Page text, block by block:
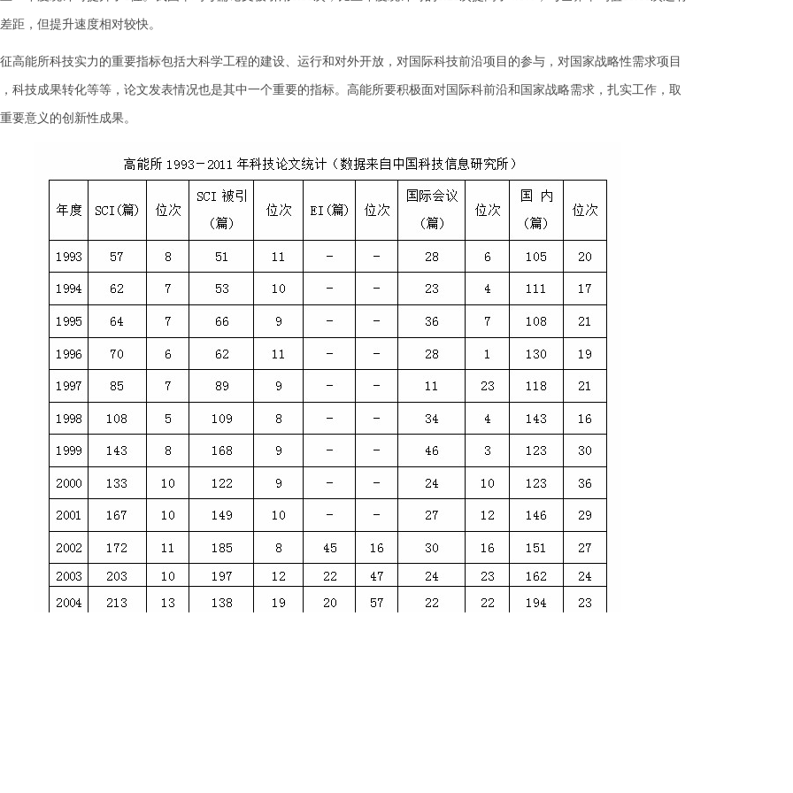
距，但提升速度相对较快。
能所科技实力的重要指标包括大科学工程的建设、运行和对外开放，对国际科技前沿项目的参与，对国家战略性需求项目
科技成果转化等等，论文发表情况也是其中一个重要的指标。高能所要积极面对国际科前沿和国家战略需求，扎实工作，取
要意义的创新性成果。